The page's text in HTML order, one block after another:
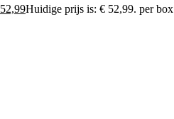
52,99Huidige prijs is: € 52,99. per box